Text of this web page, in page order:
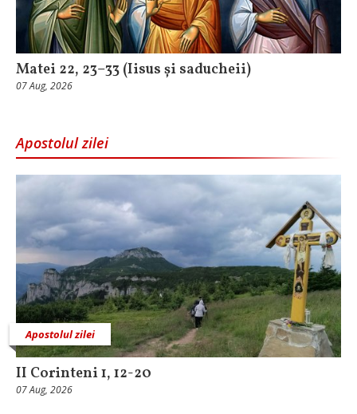
Matei 22, 23–33 (Iisus și saducheii)
07 Aug, 2026
Apostolul zilei
Apostolul zilei
II Corinteni 1, 12-20
07 Aug, 2026